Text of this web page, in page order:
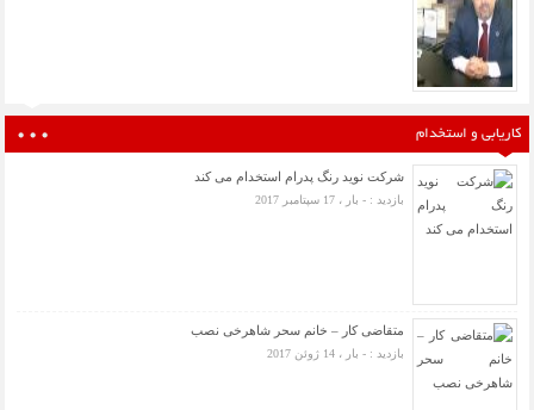
کاریابی و استخدام
شرکت نوید رنگ پدرام استخدام می کند
بازدید : - بار ، 17 سپتامبر 2017
متقاضی کار – خانم سحر شاهرخی نصب
بازدید : - بار ، 14 ژوئن 2017